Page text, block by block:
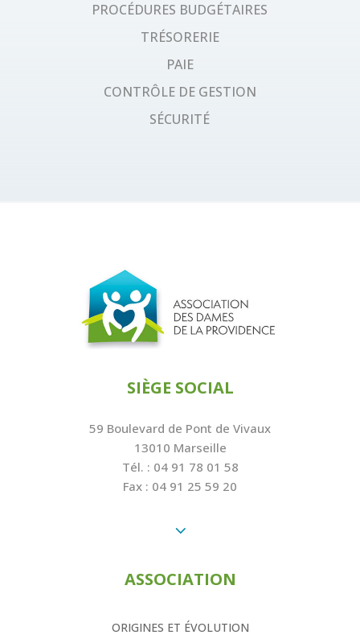
PROCÉDURES BUDGÉTAIRES
TRÉSORERIE
PAIE
CONTRÔLE DE GESTION
SÉCURITÉ
SIÈGE SOCIAL
59 Boulevard de Pont de Vivaux
13010 Marseille
Tél. : 04 91 78 01 58
Fax : 04 91 25 59 20
3
ASSOCIATION
ORIGINES ET ÉVOLUTION